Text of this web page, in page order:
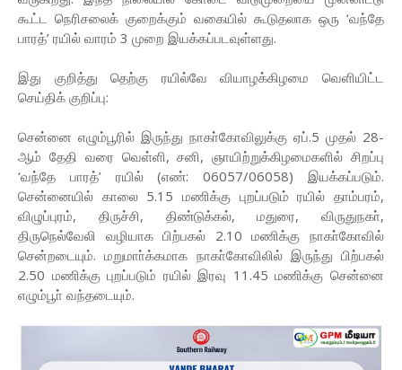
கூட்ட நெரிசலைக் குறைக்கும் வகையில் கூடுதலாக ஒரு ‘வந்தே
பாரத்’ ரயில் வாரம் 3 முறை இயக்கப்படவுள்ளது.
இது குறித்து தெற்கு ரயில்வே வியாழக்கிழமை வெளியிட்ட
செய்திக் குறிப்பு:
சென்னை எழும்பூரில் இருந்து நாகா்கோவிலுக்கு ஏப்.5 முதல் 28-
ஆம் தேதி வரை வெள்ளி, சனி, ஞாயிற்றுக்கிழமைகளில் சிறப்பு
‘வந்தே பாரத்’ ரயில் (எண்: 06057/06058) இயக்கப்படும்.
சென்னையில் காலை 5.15 மணிக்கு புறப்படும் ரயில் தாம்பரம்,
விழுப்புரம், திருச்சி, திண்டுக்கல், மதுரை, விருதுநகா்,
திருநெல்வேலி வழியாக பிற்பகல் 2.10 மணிக்கு நாகா்கோவில்
சென்றடையும். மறுமாா்க்கமாக நாகா்கோவிலில் இருந்து பிற்பகல்
2.50 மணிக்கு புறப்படும் ரயில் இரவு 11.45 மணிக்கு சென்னை
எழும்பூா் வந்தடையும்.